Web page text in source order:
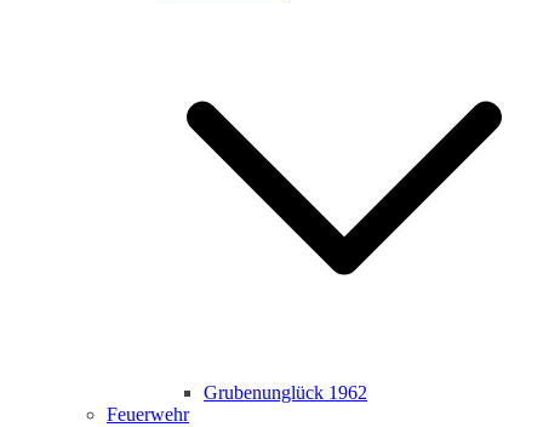
Grubenunglück 1962
Feuerwehr